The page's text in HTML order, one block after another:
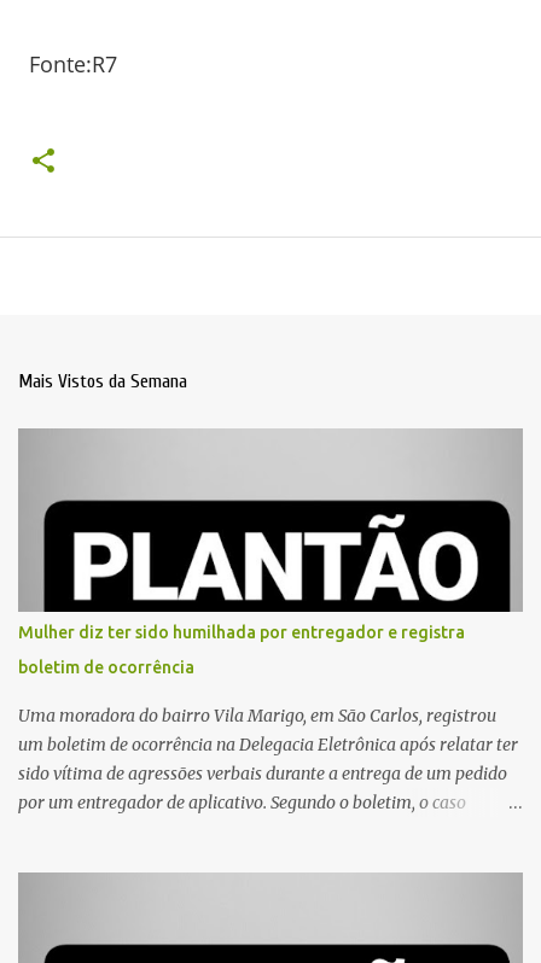
Fonte:R7
Mais Vistos da Semana
Mulher diz ter sido humilhada por entregador e registra
boletim de ocorrência
Uma moradora do bairro Vila Marigo, em São Carlos, registrou
um boletim de ocorrência na Delegacia Eletrônica após relatar ter
sido vítima de agressões verbais durante a entrega de um pedido
por um entregador de aplicativo. Segundo o boletim, o caso
proximidades. Ainda conforme o registro policial, a vítima relatou